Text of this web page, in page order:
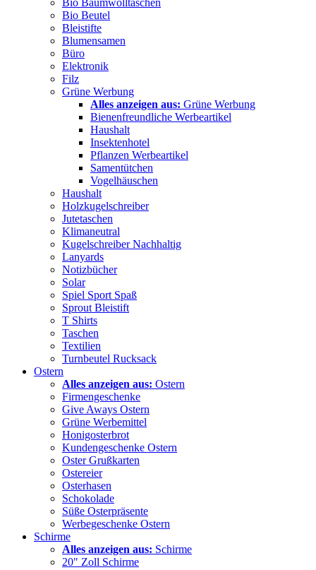
Bio Baumwolltaschen
Bio Beutel
Bleistifte
Blumensamen
Büro
Elektronik
Filz
Grüne Werbung
Alles anzeigen aus: Grüne Werbung
Bienenfreundliche Werbeartikel
Haushalt
Insektenhotel
Pflanzen Werbeartikel
Samentütchen
Vogelhäuschen
Haushalt
Holzkugelschreiber
Jutetaschen
Klimaneutral
Kugelschreiber Nachhaltig
Lanyards
Notizbücher
Solar
Spiel Sport Spaß
Sprout Bleistift
T Shirts
Taschen
Textilien
Turnbeutel Rucksack
Ostern
Alles anzeigen aus: Ostern
Firmengeschenke
Give Aways Ostern
Grüne Werbemittel
Honigosterbrot
Kundengeschenke Ostern
Oster Grußkarten
Ostereier
Osterhasen
Schokolade
Süße Osterpräsente
Werbegeschenke Ostern
Schirme
Alles anzeigen aus: Schirme
20" Zoll Schirme